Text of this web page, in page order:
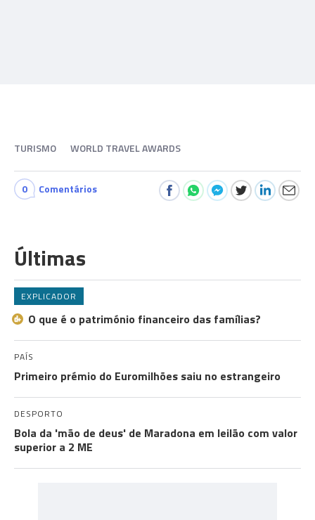
TURISMO WORLD TRAVEL AWARDS
0 Comentários
Últimas
EXPLICADOR
O que é o património financeiro das famílias?
PAÍS
Primeiro prémio do Euromilhões saiu no estrangeiro
DESPORTO
Bola da 'mão de deus' de Maradona em leilão com valor
superior a 2 ME